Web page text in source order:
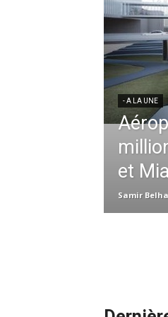
- A LA UNE
Samir